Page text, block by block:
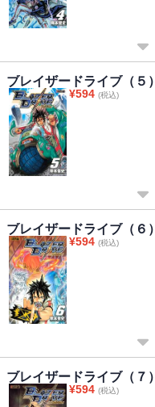
ブレイザードライブ（５）
¥594 (税込)
ブレイザードライブ（６）
¥594 (税込)
ブレイザードライブ（７）
¥594 (税込)